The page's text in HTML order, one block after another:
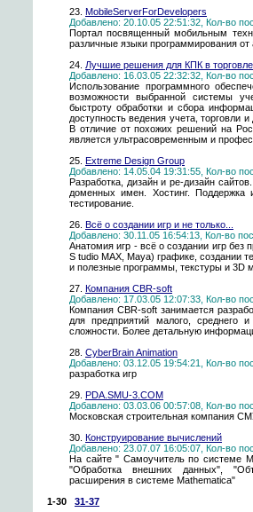
23. MobileServerForDevelopers
Добавлено: 20.10.05 22:51:32, Кол-во
Портал посвященный мобильным
различные языки программирования от
24. Лучшие решения для КПК в торговле
Добавлено: 16.03.05 22:32:32, Кол-во
Использование программного
возможности выбранной системы
быстроту обработки и сбора
доступность ведения учета, торговли
В отличие от похожих решений на
является ультрасовременным и
25. Extreme Design Group
Добавлено: 14.05.04 19:31:55, Кол-во
Разработка, дизайн и ре-дизайн
доменных имен. Хостинг. Поддержка
тестирование.
26. Всё о создании игр и не только...
Добавлено: 30.11.05 16:54:13, Кол-во
Анатомия игр - всё о создании игр без
S tudio MAX, Maya) графике, создании
и полезные программы, текстуры и 3D
27. Компания CBR-soft
Добавлено: 17.03.05 12:07:33, Кол-во
Компания CBR-soft занимается
для предприятий малого, среднего
сложности. Более детальную
28. CyberBrain Animation
Добавлено: 03.12.05 19:54:21, Кол-во
разработка игр
29. PDA.SMU-3.COM
Добавлено: 03.03.06 00:57:08, Кол-во
Московская строительная компания
30. Конструирование вычислений
Добавлено: 23.07.07 16:05:07, Кол-во
На сайте " Самоучитель по системе
"Обработка внешних данных",
расширения в системе Mathematica"
1-30
31-37